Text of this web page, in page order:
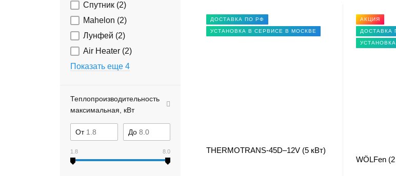
Спутник (2)
Mahelon (2)
Лунфей (2)
Air Heater (2)
Показать еще 4
Теплопроизводительность
максимальная, кВт
От До
1.8 8.0
ДОСТАВКА ПО РФ
УСТАНОВКА В СЕРВИСЕ В МОСКВЕ
THERMOTRANS-45D–12V (5 кВт)
АКЦИЯ
ДОСТАВКА
WÖLFen